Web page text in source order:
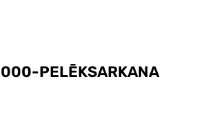
PELĒKSARKANA